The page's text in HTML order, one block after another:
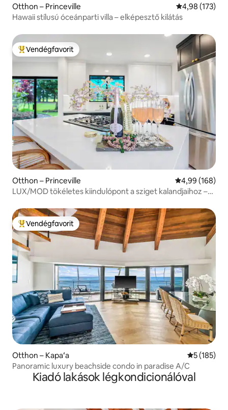
Otthon – Princeville Átlagos
4,98 (173)
Hawaii stílusú óceánparti villa – elképesztő kilátás
Kiemelt vendégfavorit
Vendégfavorit
Otthon – Princeville Átlagos
4,99 (168)
LUX/MOD tökéletes kiindulópont a sziget kalandjaihoz –
Kiemelt vendégfavorit
Vendégfavorit
Otthon – Kapaʻa Átlagos
5 (185)
Panoramic luxury beachside condo in paradise A/C
Kiadó lakások légkondicionálóval